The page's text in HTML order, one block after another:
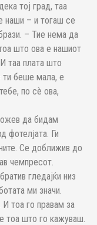
тој град, таа
наши – и тогаш се
– Тие нема да
што ова е нашиот
таа плата што
ти беше мала, е
по сè ова,
да бидам
фотелјата. Ги
Се доближив до
чемпресот.
гледајќи низ
ми значи.
тоа го правам за
тоа што го кажуваш.